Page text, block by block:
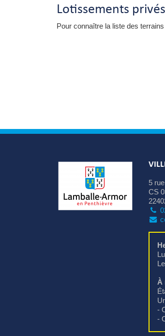
Lotissements privés
Pour connaître la liste des
5
CS
À
-
-